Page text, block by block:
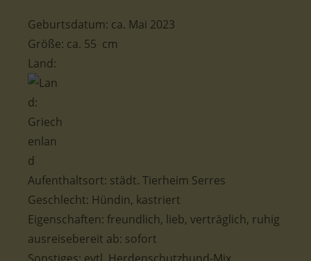
Geburtsdatum: ca. Mai 2023
Größe: ca. 55 cm
Land:
Aufenthaltsort: städt. Tierheim Serres
Geschlecht: Hündin, kastriert
Eigenschaften: freundlich, lieb, verträglich, ruhig
ausreisebereit ab: sofort